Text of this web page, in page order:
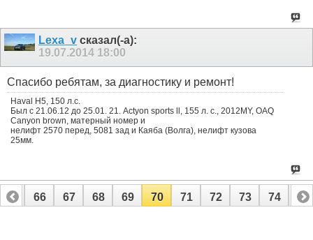
Lexa_v сказал(-а):
19.07.2014 18:00
Спасибо ребятам, за диагностику и ремонт!
Haval H5, 150 л.с.
Был с 21.06.12 до 25.01. 21. Actyon sports ll, 155 л. с., 2012MY, OAQ
Canyon brown, матерный номер и
нелифт 2570 перед, 5081 зад и Каяба (Волга), нелифт кузова
25мм.
65 66 67 68 69 70 71 72 73 74 75